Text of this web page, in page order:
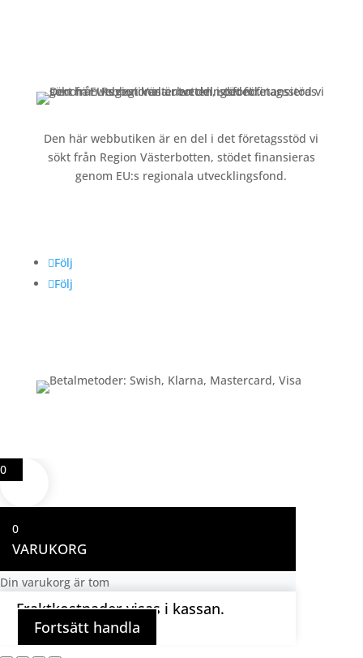
Den här webbutiken är en del i det företagsstöd vi
sökt från Region Västerbotten, stödet finansieras
genom EU:s regionala utvecklingsfond.
Följ
Följ
0
0
VARUKORG
Din varukorg är tom
Fraktkostnader visas i kassan.
Fortsätt handla